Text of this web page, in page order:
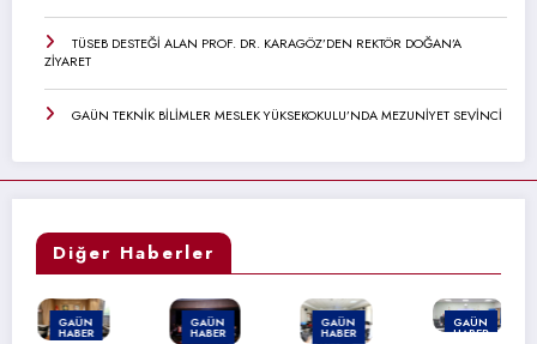
TÜSEB DESTEĞİ ALAN PROF. DR. KARAGÖZ’DEN REKTÖR DOĞAN’A
ZİYARET
GAÜN TEKNİK BİLİMLER MESLEK YÜKSEKOKULU’NDA MEZUNİYET SEVİNCİ
Diğer Haberler
GAÜN
HABER
GAÜN
HABER
GAÜN
HABER
GAÜN
HABER